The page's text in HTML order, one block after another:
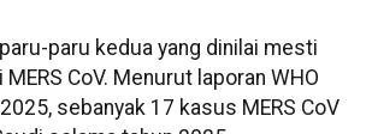
paru kedua yang dinilai mesti
CoV. Menurut laporan WHO
sebanyak 17 kasus MERS CoV